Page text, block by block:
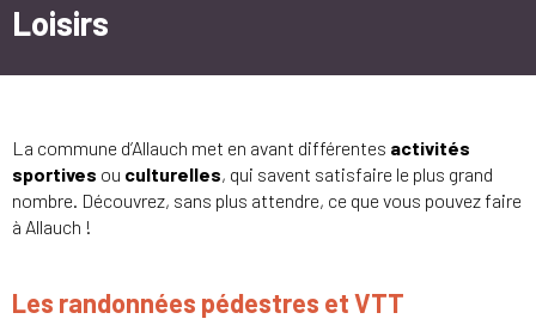
Loisirs
La commune d’Allauch met en avant différentes activités
sportives ou culturelles, qui savent satisfaire le plus grand
nombre. Découvrez, sans plus attendre, ce que vous pouvez faire
à Allauch !
Les randonnées pédestres et VTT